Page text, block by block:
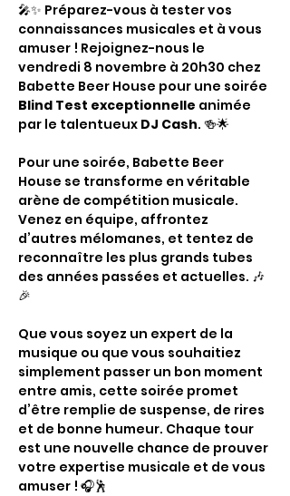
🎤✨ Préparez-vous à tester vos
connaissances musicales et à vous
amuser ! Rejoignez-nous le
vendredi 8 novembre à 20h30 chez
Babette Beer House pour une soirée
Blind Test exceptionnelle animée
par le talentueux DJ Cash. 🍻🌟
Pour une soirée, Babette Beer
House se transforme en véritable
arène de compétition musicale.
Venez en équipe, affrontez
d’autres mélomanes, et tentez de
reconnaître les plus grands tubes
des années passées et actuelles. 🎶
🎉
Que vous soyez un expert de la
musique ou que vous souhaitiez
simplement passer un bon moment
entre amis, cette soirée promet
d’être remplie de suspense, de rires
et de bonne humeur. Chaque tour
est une nouvelle chance de prouver
votre expertise musicale et de vous
amuser ! 🎧🕺